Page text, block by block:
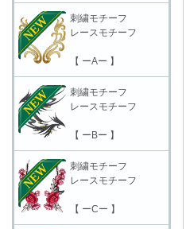
刺繍モチーフ
レースモチーフ
【 ーAー 】
刺繍モチーフ
レースモチーフ
【 ーBー 】
刺繍モチーフ
レースモチーフ
【 ーCー 】